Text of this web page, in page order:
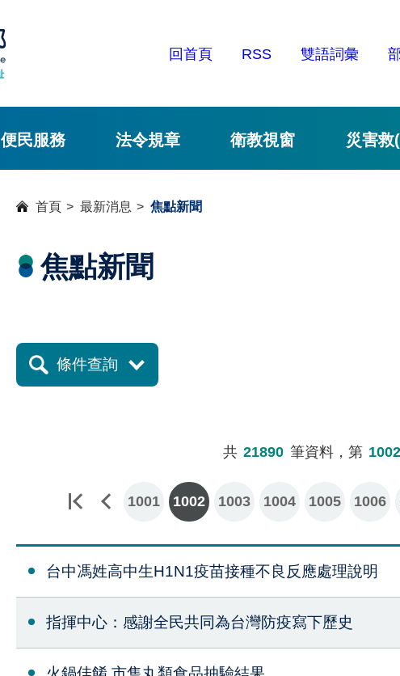
回首頁 RSS 雙語詞彙
便民服務 法令規章 衛教視窗 災害救
首頁 最新消息 焦點新聞
焦點新聞
條件查詢
共 21890 筆資料，第
1001 1002 1003 1004 1005 1006
台中馮姓高中生H1N1疫苗接種不良反應處理說明
指揮中心：感謝全民共同為台灣防疫寫下歷史